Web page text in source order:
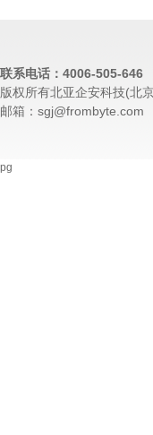
联系电话：4006-505-646
版权所有北亚企安科技(北
邮箱：sgj@frombyte.com
pg